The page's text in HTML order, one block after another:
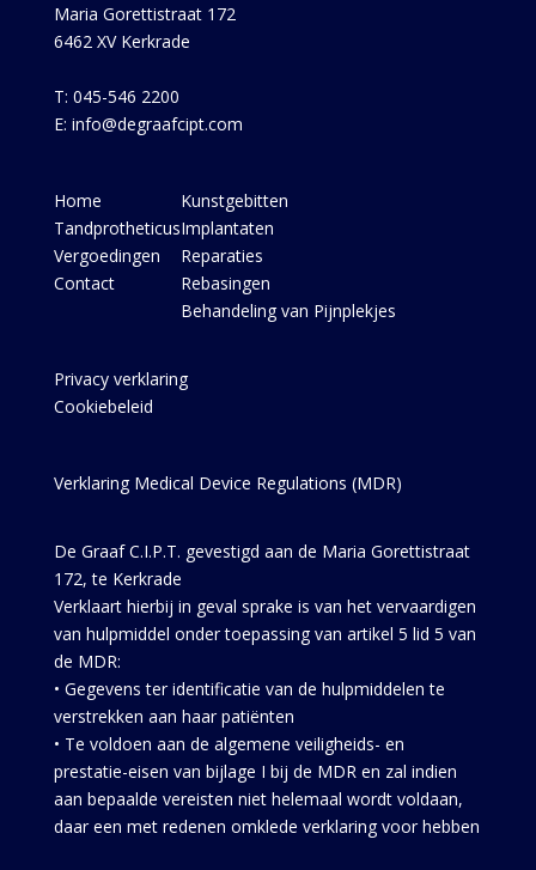
Maria Gorettistraat 172
6462 XV Kerkrade
T: 045-546 2200
E: info@degraafcipt.com
Home
Tandprotheticus
Vergoedingen
Contact
Kunstgebitten
Implantaten
Reparaties
Rebasingen
Behandeling van Pijnplekjes
Privacy verklaring
Cookiebeleid
Verklaring Medical Device Regulations (MDR)
De Graaf C.I.P.T. gevestigd aan de Maria Gorettistraat
172, te Kerkrade
Verklaart hierbij in geval sprake is van het vervaardigen
van hulpmiddel onder toepassing van artikel 5 lid 5 van
de MDR:
• Gegevens ter identificatie van de hulpmiddelen te
verstrekken aan haar patiënten
• Te voldoen aan de algemene veiligheids- en
prestatie-eisen van bijlage I bij de MDR en zal indien
aan bepaalde vereisten niet helemaal wordt voldaan,
daar een met redenen omklede verklaring voor hebben